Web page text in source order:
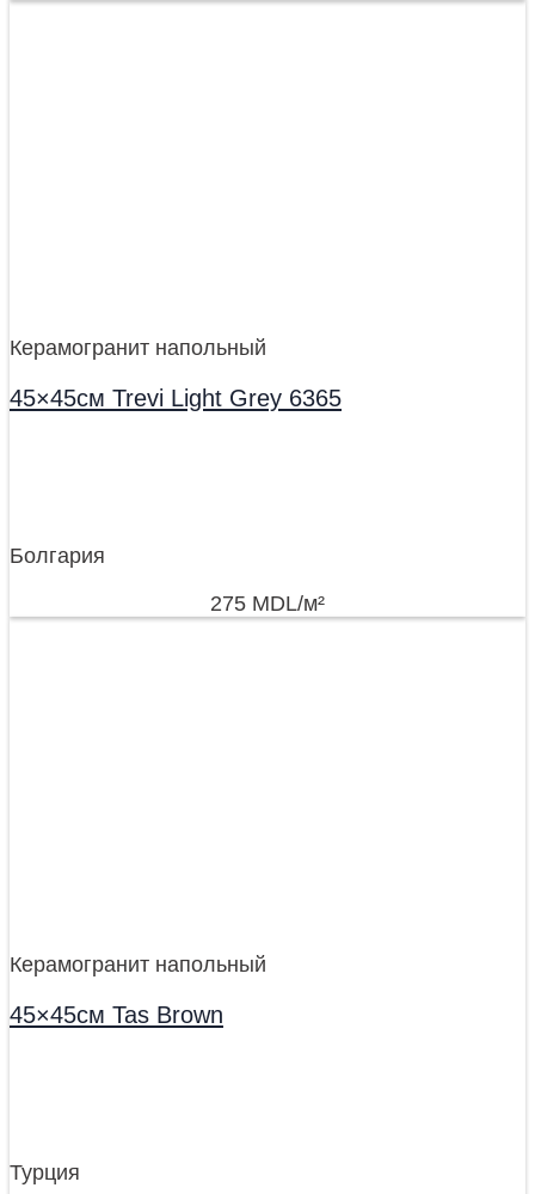
Керамогранит напольный
45×45см Trevi Light Grey 6365
Болгария
275 MDL/м²
Керамогранит напольный
45×45см Tas Brown
Турция